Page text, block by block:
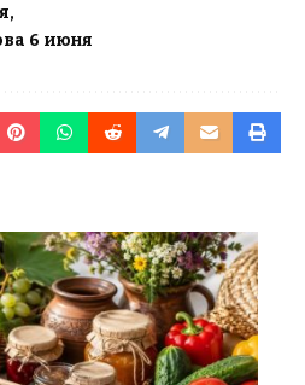
6 июня